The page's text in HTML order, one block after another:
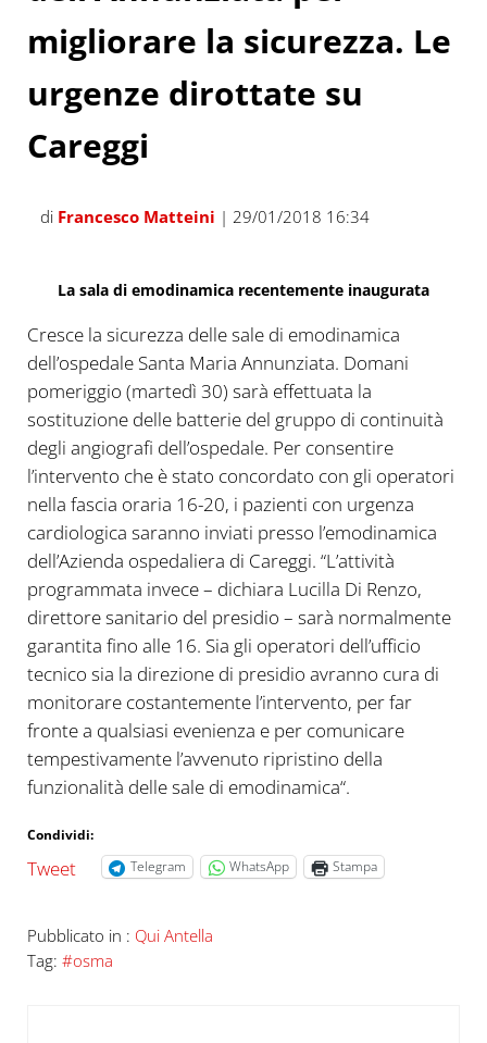
migliorare la sicurezza. Le
urgenze dirottate su
Careggi
di Francesco Matteini | 29/01/2018 16:34
La sala di emodinamica recentemente inaugurata
Cresce la sicurezza delle sale di emodinamica
dell’ospedale Santa Maria Annunziata. Domani
pomeriggio (martedì 30) sarà effettuata la
sostituzione delle batterie del gruppo di continuità
degli angiografi dell’ospedale. Per consentire
l’intervento che è stato concordato con gli operatori
nella fascia oraria 16-20, i pazienti con urgenza
cardiologica saranno inviati presso l’emodinamica
dell’Azienda ospedaliera di Careggi. “L’attività
programmata invece – dichiara Lucilla Di Renzo,
direttore sanitario del presidio – sarà normalmente
garantita fino alle 16. Sia gli operatori dell’ufficio
tecnico sia la direzione di presidio avranno cura di
monitorare costantemente l’intervento, per far
fronte a qualsiasi evenienza e per comunicare
tempestivamente l’avvenuto ripristino della
funzionalità delle sale di emodinamica“.
Condividi:
Tweet Telegram WhatsApp Stampa
Pubblicato in : Qui Antella
Tag: #osma